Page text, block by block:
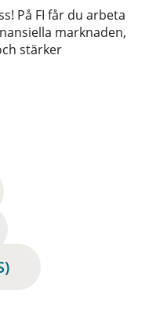
På FI får du arbeta
marknaden,
stärker